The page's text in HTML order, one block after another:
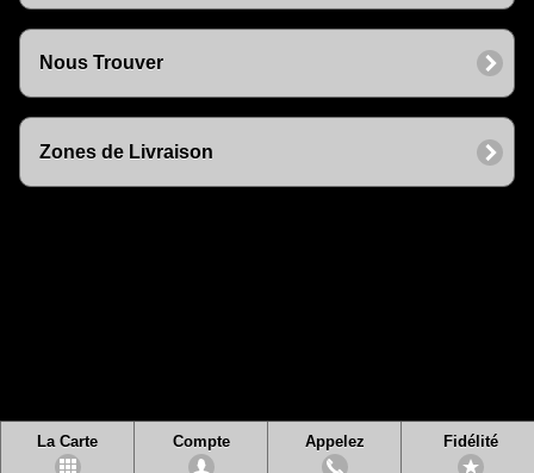
Nous Trouver
Zones de Livraison
La Carte Compte Appelez Fidélité